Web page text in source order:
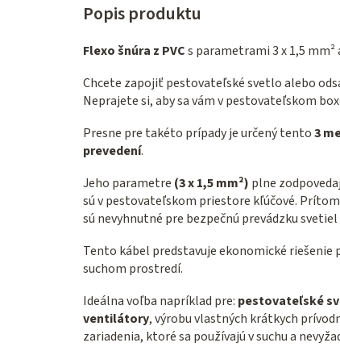
Flexo šnúra z PVCs parametrami 3 x 1,5
Chcete zapojiť pestovateľské svetlo alebo
Neprajete si, aby sa vám v pestovateľskom
Presne pre takéto prípady je určený tento3
prevedení.
Jeho parametre (3 x 1,5 mm²) plne
sú v pestovateľskom priestore kľúčové.
sú nevyhnutné pre bezpečnú prevádzku
Tento kábel predstavuje ekonomické
suchom prostredí.
Ideálna voľba napríklad pre: pestovateľské
ventilátory, výrobu vlastných krátkych
zariadenia, ktoré sa používajú v suchu a